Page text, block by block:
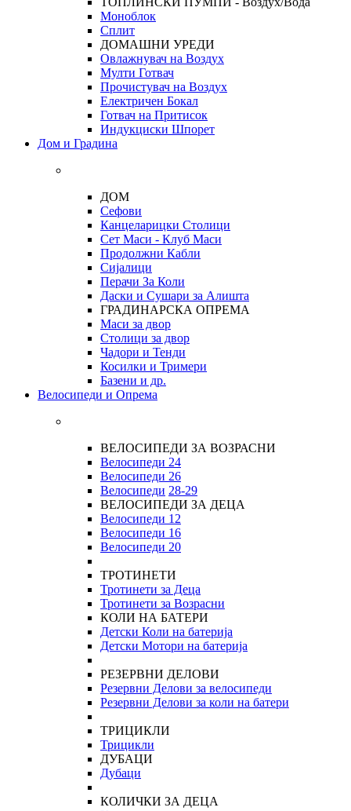
Моноблок
Сплит
ДОМАШНИ УРЕДИ
Овлажнувач на Воздух
Мулти Готвач
Прочистувач на Воздух
Електричен Бокал
Готвач на Притисок
Индукциски Шпорет
Дом и Градина
ДОМ
Сефови
Канцеларицки Столици
Сет Маси - Клуб Маси
Продолжни Кабли
Сијалици
Перачи За Коли
Даски и Сушари за Алишта
ГРАДИНАРСКА ОПРЕМА
Маси за двор
Столици за двор
Чадори и Тенди
Косилки и Тримери
Базени и др.
Велосипеди и Опрема
ВЕЛОСИПЕДИ ЗА ВОЗРАСНИ
Велосипеди 24
Велосипеди 26
Велосипеди 28-29
ВЕЛОСИПЕДИ ЗА ДЕЦА
Велосипеди 12
Велосипеди 16
Велосипеди 20
ТРОТИНЕТИ
Тротинети за Деца
Тротинети за Возрасни
КОЛИ НА БАТЕРИ
Детски Коли на батерија
Детски Мотори на батерија
РЕЗЕРВНИ ДЕЛОВИ
Резервни Делови за велосипеди
Резервни Делови за коли на батери
ТРИЦИКЛИ
Трицикли
ДУБАЦИ
Дубаци
КОЛИЧКИ ЗА ДЕЦА